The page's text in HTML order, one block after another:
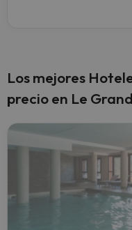
Los mejores
precio en Le